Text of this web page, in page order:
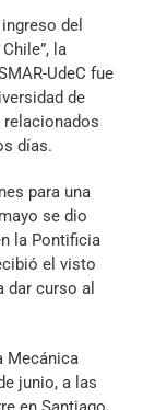
del
la
UdeC fue
de
relacionados
días.
para una
se dio
la Pontificia
el visto
dar curso al
Mecánica
junio, a las